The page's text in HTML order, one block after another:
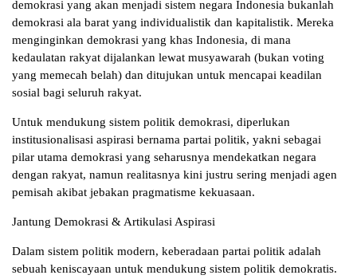
demokrasi yang akan menjadi sistem negara Indonesia bukanlah
demokrasi ala barat yang individualistik dan kapitalistik. Mereka
menginginkan demokrasi yang khas Indonesia, di mana
kedaulatan rakyat dijalankan lewat musyawarah (bukan voting
yang memecah belah) dan ditujukan untuk mencapai keadilan
sosial bagi seluruh rakyat.
Untuk mendukung sistem politik demokrasi, diperlukan
institusionalisasi aspirasi bernama partai politik, yakni sebagai
pilar utama demokrasi yang seharusnya mendekatkan negara
dengan rakyat, namun realitasnya kini justru sering menjadi agen
pemisah akibat jebakan pragmatisme kekuasaan.
Jantung Demokrasi & Artikulasi Aspirasi
Dalam sistem politik modern, keberadaan partai politik adalah
sebuah keniscayaan untuk mendukung sistem politik demokratis.